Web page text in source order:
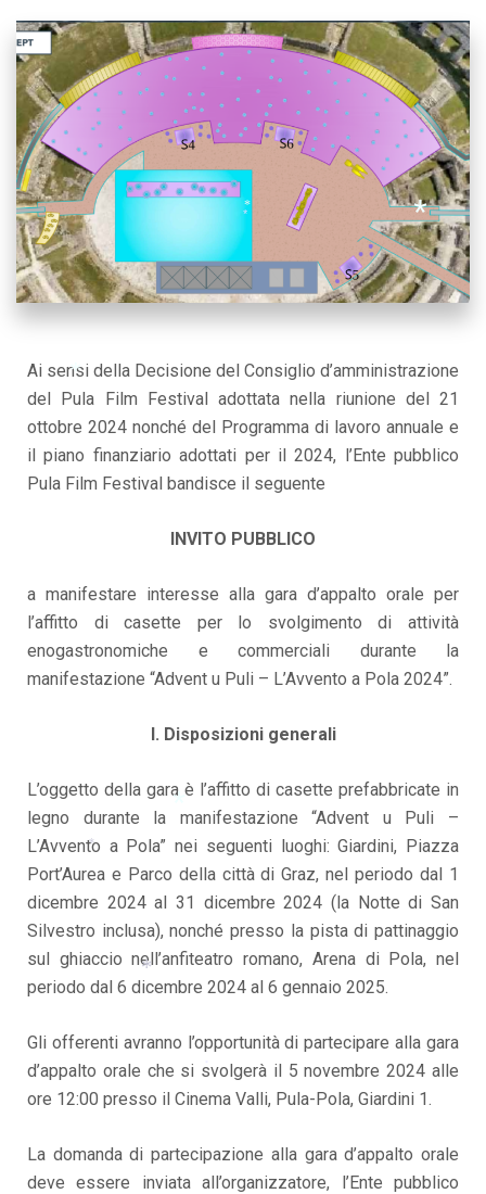
Ai sensi della Decisione del Consiglio d’amministrazione
del Pula Film Festival adottata nella riunione del 21
ottobre 2024 nonché del Programma di lavoro annuale e
il piano finanziario adottati per il 2024, l’Ente pubblico
Pula Film Festival bandisce il seguente
INVITO PUBBLICO
a manifestare interesse alla gara d’appalto orale per
l’affitto di casette per lo svolgimento di attività
enogastronomiche e commerciali durante la
manifestazione “Advent u Puli – L’Avvento a Pola 2024”.
I. Disposizioni generali
L’oggetto della gara è l’affitto di casette prefabbricate in
legno durante la manifestazione “Advent u Puli –
L’Avvento a Pola” nei seguenti luoghi: Giardini, Piazza
Port’Aurea e Parco della città di Graz, nel periodo dal 1
dicembre 2024 al 31 dicembre 2024 (la Notte di San
Silvestro inclusa), nonché presso la pista di pattinaggio
sul ghiaccio nell’anfiteatro romano, Arena di Pola, nel
periodo dal 6 dicembre 2024 al 6 gennaio 2025.
Gli offerenti avranno l’opportunità di partecipare alla gara
d’appalto orale che si svolgerà il 5 novembre 2024 alle
ore 12:00 presso il Cinema Valli, Pula-Pola, Giardini 1.
La domanda di partecipazione alla gara d’appalto orale
deve essere inviata all’organizzatore, l’Ente pubblico
*
*
*
*